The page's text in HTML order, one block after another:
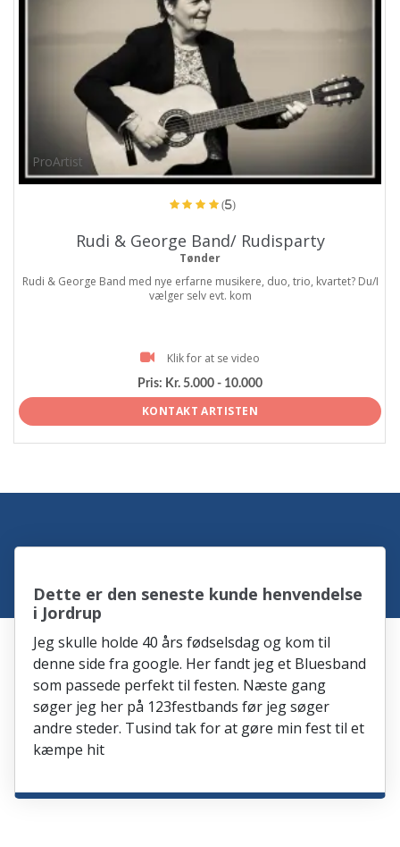
ProArtist
(5)
Rudi & George Band/ Rudisparty
Tønder
Rudi & George Band med nye erfarne musikere, duo, trio, kvartet? Du/I
vælger selv evt. kom
Klik for at se video
Pris: Kr. 5.000 - 10.000
KONTAKT ARTISTEN
Dette er den seneste kunde henvendelse
i Jordrup
Jeg skulle holde 40 års fødselsdag og kom til
denne side fra google. Her fandt jeg et Bluesband
som passede perfekt til festen. Næste gang
søger jeg her på 123festbands før jeg søger
andre steder. Tusind tak for at gøre min fest til et
kæmpe hit